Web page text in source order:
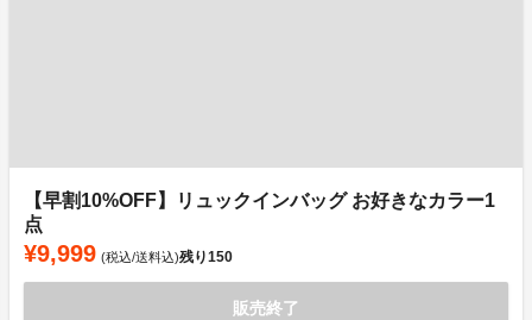
【早割10%OFF】リュックインバッグ お好きなカラー1
点
¥9,999 (税込/送料込)残り150
販売終了